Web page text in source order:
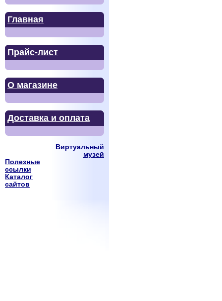
Главная
Прайс-лист
О магазине
Доставка и оплата
Виртуальный
музей
Полезные
ссылки
Каталог
сайтов